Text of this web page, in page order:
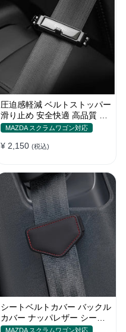
圧迫感軽減 ベルトストッパー
滑り止め 安全快適 高品質 テ
ープクリップ 快適 2個セット
MAZDA スクラムワゴン対応
¥ 2,150 (税込)
シートベルトカバー バックル
カバー ナッパレザー シート
ベルトパッド 異音防止 傷防
MAZDA スクラムワゴン対応